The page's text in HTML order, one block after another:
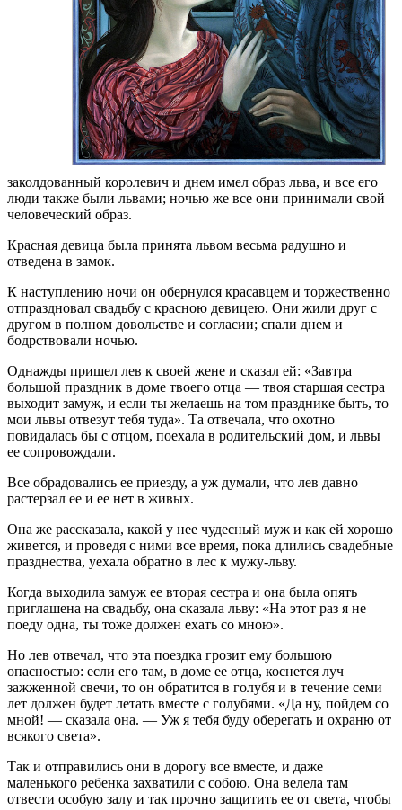
заколдованный королевич и днем имел образ льва, и все его
люди также были львами; ночью же все они принимали свой
человеческий образ.
Красная девица была принята львом весьма радушно и
отведена в замок.
К наступлению ночи он обернулся красавцем и торжественно
отпраздновал свадьбу с красною девицею. Они жили друг с
другом в полном довольстве и согласии; спали днем и
бодрствовали ночью.
Однажды пришел лев к своей жене и сказал ей: «Завтра
большой праздник в доме твоего отца — твоя старшая сестра
выходит замуж, и если ты желаешь на том празднике быть, то
мои львы отвезут тебя туда». Та отвечала, что охотно
повидалась бы с отцом, поехала в родительский дом, и львы
ее сопровождали.
Все обрадовались ее приезду, а уж думали, что лев давно
растерзал ее и ее нет в живых.
Она же рассказала, какой у нее чудесный муж и как ей хорошо
живется, и проведя с ними все время, пока длились свадебные
празднества, уехала обратно в лес к мужу-льву.
Когда выходила замуж ее вторая сестра и она была опять
приглашена на свадьбу, она сказала льву: «На этот раз я не
поеду одна, ты тоже должен ехать со мною».
Но лев отвечал, что эта поездка грозит ему большою
опасностью: если его там, в доме ее отца, коснется луч
зажженной свечи, то он обратится в голубя и в течение семи
лет должен будет летать вместе с голубями. «Да ну, пойдем со
мной! — сказала она. — Уж я тебя буду оберегать и охраню от
всякого света».
Так и отправились они в дорогу все вместе, и даже
маленького ребенка захватили с собою. Она велела там
отвести особую залу и так прочно защитить ее от света, чтобы